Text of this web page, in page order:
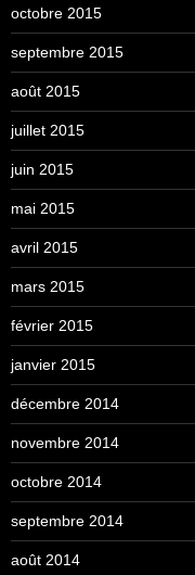
octobre 2015
septembre 2015
août 2015
juillet 2015
juin 2015
mai 2015
avril 2015
mars 2015
février 2015
janvier 2015
décembre 2014
novembre 2014
octobre 2014
septembre 2014
août 2014